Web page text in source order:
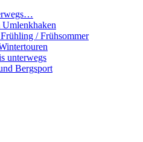
Umlenkhaken
/ Frühsommer
unterwegs
Bergsport